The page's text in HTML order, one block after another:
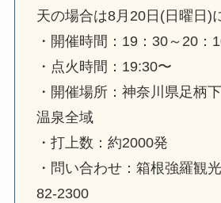
天の場合は8月20日(日曜日)
・開催時間：19：30～20：
・点火時間：19:30〜
・開催場所：神奈川県足柄
温泉全域
・打上数：約2000発
・問い合わせ：箱根強羅観
82-2300